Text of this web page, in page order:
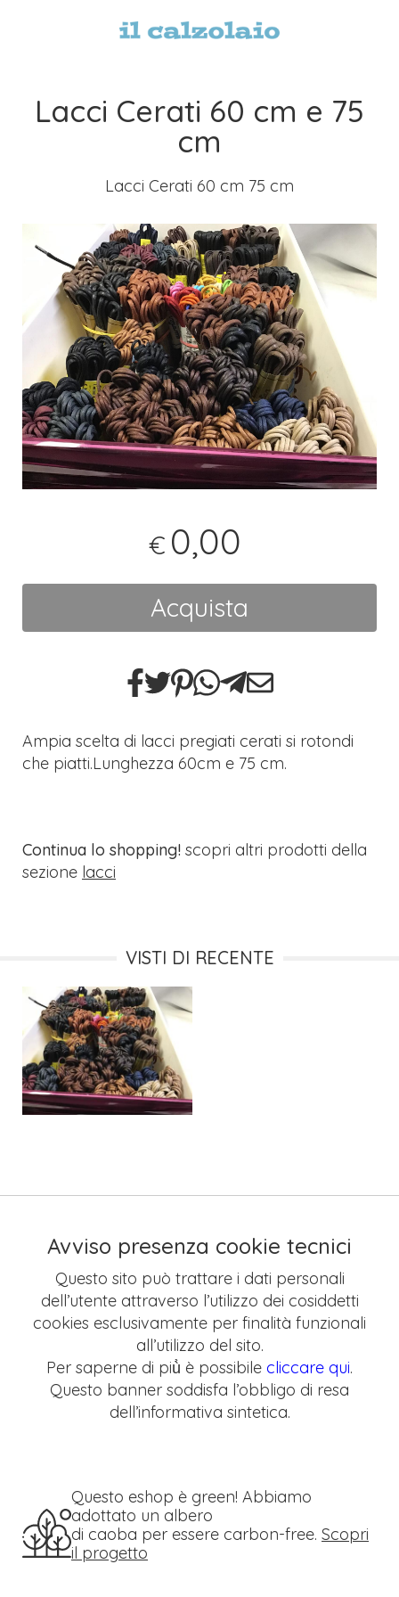
Lacci Cerati 60 cm e 75
cm
Lacci Cerati 60 cm 75 cm
€ 0,00
Acquista
Ampia scelta di lacci pregiati cerati si rotondi
che piatti.Lunghezza 60cm e 75 cm.
Continua lo shopping! scopri altri prodotti della
sezione lacci
VISTI DI RECENTE
Avviso presenza cookie tecnici
Questo sito può trattare i dati personali
dell’utente attraverso l’utilizzo dei cosiddetti
cookies esclusivamente per finalità funzionali
all’utilizzo del sito.
Per saperne di più̀ è possibile cliccare qui.
Questo banner soddisfa l’obbligo di resa
dell’informativa sintetica.
Questo eshop è green! Abbiamo
adottato un albero
di caoba per essere carbon-free. Scopri
il progetto